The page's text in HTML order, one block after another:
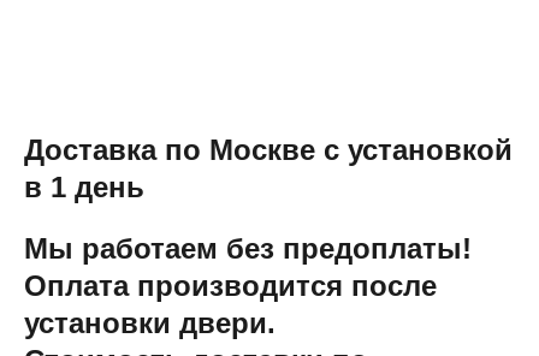
Доставка по Москве с установкой
в 1 день
Мы работаем без предоплаты!
Оплата производится после
установки двери.